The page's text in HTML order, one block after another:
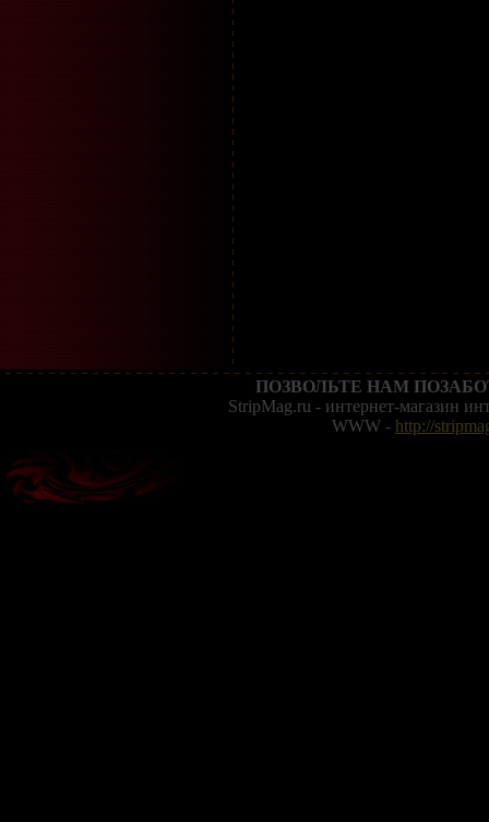
ПОЗВОЛЬТЕ НАМ
StripMag.ru - интернет-магазин
WWW - http://